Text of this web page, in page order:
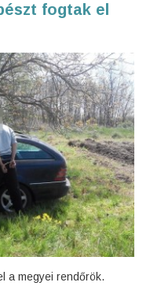
fogtak el
a megyei rendőrök.